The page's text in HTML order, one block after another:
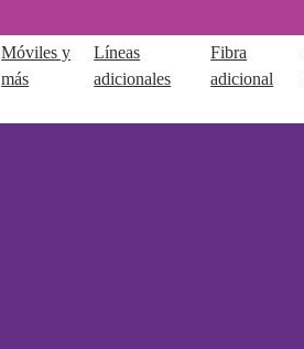
Móviles y
más
Líneas
adicionales
Fibra
adicional